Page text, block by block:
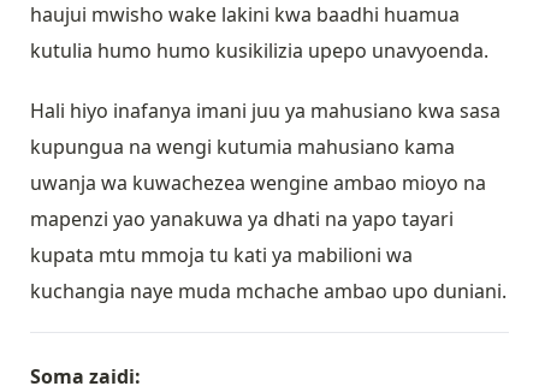
haujui mwisho wake lakini kwa baadhi huamua
kutulia humo humo kusikilizia upepo unavyoenda.
Hali hiyo inafanya imani juu ya mahusiano kwa sasa
kupungua na wengi kutumia mahusiano kama
uwanja wa kuwachezea wengine ambao mioyo na
mapenzi yao yanakuwa ya dhati na yapo tayari
kupata mtu mmoja tu kati ya mabilioni wa
kuchangia naye muda mchache ambao upo duniani.
Soma zaidi: